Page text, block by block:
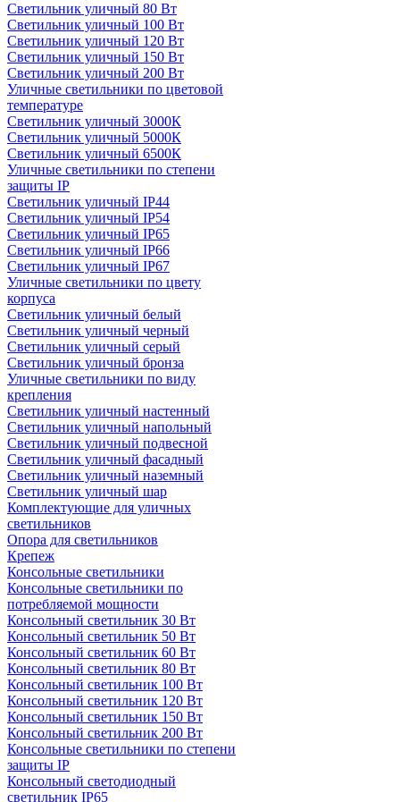
Светильник уличный 80 Вт
Светильник уличный 100 Вт
Светильник уличный 120 Вт
Светильник уличный 150 Вт
Светильник уличный 200 Вт
Уличные светильники по цветовой
температуре
Cветильник уличный 3000К
Cветильник уличный 5000К
Cветильник уличный 6500К
Уличные светильники по степени
защиты IP
Светильник уличный IP44
Светильник уличный IP54
Светильник уличный IP65
Светильник уличный IP66
Светильник уличный IP67
Уличные светильники по цвету
корпуса
Светильник уличный белый
Светильник уличный черный
Светильник уличный серый
Светильник уличный бронза
Уличные светильники по виду
крепления
Светильник уличный настенный
Светильник уличный напольный
Светильник уличный подвесной
Светильник уличный фасадный
Светильник уличный наземный
Cветильник уличный шар
Комплектующие для уличных
светильников
Опора для светильников
Крепеж
Консольные светильники
Консольные светильники по
потребляемой мощности
Консольный светильник 30 Вт
Консольный светильник 50 Вт
Консольный светильник 60 Вт
Консольный светильник 80 Вт
Консольный светильник 100 Вт
Консольный светильник 120 Вт
Консольный светильник 150 Вт
Консольный светильник 200 Вт
Консольные светильники по степени
защиты IP
Консольный светодиодный
светильник IP65